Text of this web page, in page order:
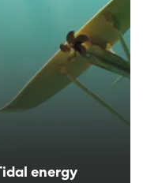
energy